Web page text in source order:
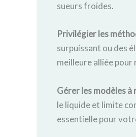
sueurs froides.
Privilégier les
surpuissant ou des
meilleure alliée pour
Gérer les modèles à
le liquide et limite
essentielle pour